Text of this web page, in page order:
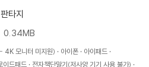
타지
0.34MB
4K 모니터 미지원) 아이폰
아이패드
이드패드
전자책단말기(저사양 기기 사용 불가)